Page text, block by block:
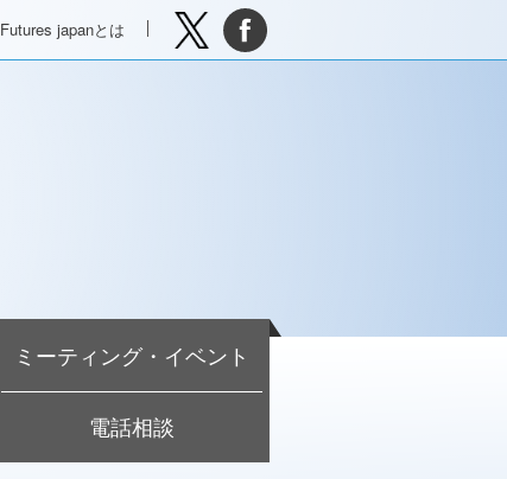
Futures japanとは
ミーティング・イベント
電話相談